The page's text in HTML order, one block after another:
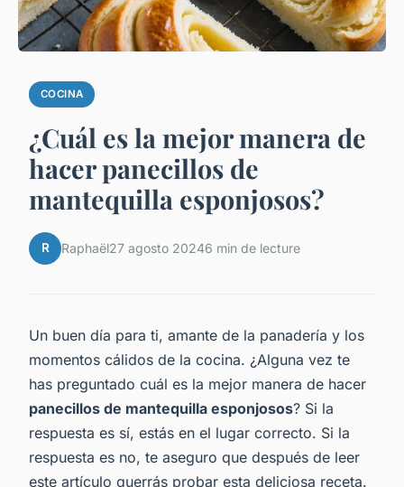
COCINA
¿Cuál es la mejor manera de
hacer panecillos de
mantequilla esponjosos?
R Raphaël27 agosto 20246 min de lecture
Un buen día para ti, amante de la panadería y los
momentos cálidos de la cocina. ¿Alguna vez te
has preguntado cuál es la mejor manera de hacer
panecillos de mantequilla esponjosos? Si la
respuesta es sí, estás en el lugar correcto. Si la
respuesta es no, te aseguro que después de leer
este artículo querrás probar esta deliciosa receta.